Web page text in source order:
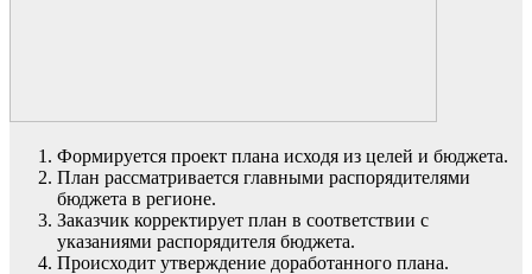
Формируется проект плана исходя из целей и бюджета.
План рассматривается главными распорядителями
бюджета в регионе.
Заказчик корректирует план в соответствии с
указаниями распорядителя бюджета.
Происходит утверждение доработанного плана.